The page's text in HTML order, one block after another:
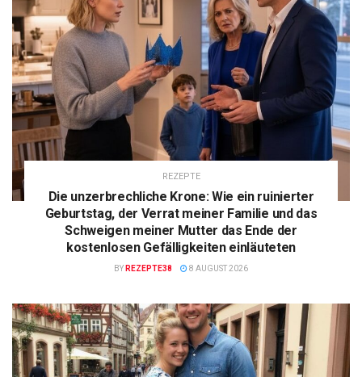
REZEPTE
Die unzerbrechliche Krone: Wie ein ruinierter
Geburtstag, der Verrat meiner Familie und das
Schweigen meiner Mutter das Ende der
kostenlosen Gefälligkeiten einläuteten
BY REZEPTE38 8 AUGUST 2026